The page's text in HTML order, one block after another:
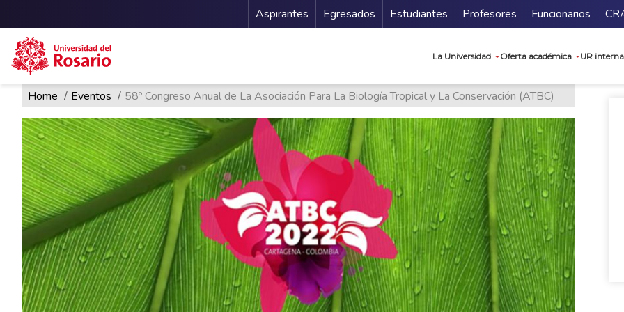
Pasar al contenido principal
Menu Secundario
Aspirantes Egresados Estudiantes Profesores Funcionarios
La Universidad Oferta académica UR
Ruta de navegación
Home Eventos 58º Congreso Anual de La Asociación Para La Biología Tropical y La Conservación (ATBC)